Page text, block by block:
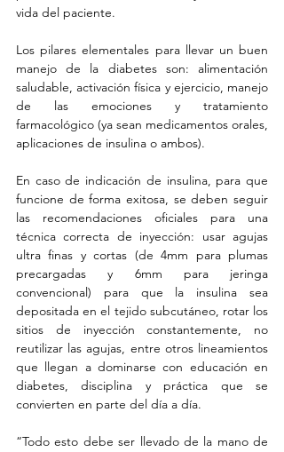
vida del paciente.
Los pilares elementales para llevar un buen
manejo de la diabetes son: alimentación
saludable, activación física y ejercicio, manejo
de las emociones y tratamiento
farmacológico (ya sean medicamentos orales,
aplicaciones de insulina o ambos).
En caso de indicación de insulina, para que
funcione de forma exitosa, se deben seguir
las recomendaciones oficiales para una
técnica correcta de inyección: usar agujas
ultra finas y cortas (de 4mm para plumas
precargadas y 6mm para jeringa
convencional) para que la insulina sea
depositada en el tejido subcutáneo, rotar los
sitios de inyección constantemente, no
reutilizar las agujas, entre otros lineamientos
que llegan a dominarse con educación en
diabetes, disciplina y práctica que se
convierten en parte del día a día.
“Todo esto debe ser llevado de la mano de